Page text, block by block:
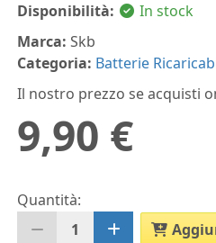
Disponibilità:
In stock
Marca: Skb
Categoria: Batterie
Il nostro prezzo se acquisti
9,90 €
Quantità:
1